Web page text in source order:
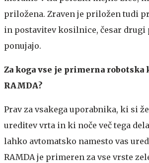
priložena. Zraven je priložen tudi
in postavitev kosilnice, česar drugi
ponujajo.
Za koga vse je primerna
RAMDA?
Prav za vsakega uporabnika, ki si
ureditev vrta in ki noče več tega
lahko avtomatsko namesto vas
RAMDA je primeren za vse vrste